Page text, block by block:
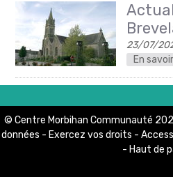
DÉCOUVRIR
NOUS REJOINDRE !
ACCÈS RAPIDES
Centre Morbihan Culture
Centre Morbihan Tourisme
Zone
CS
56503
Fax :
23/07/
En
© Centre Morbihan Communauté
données - Exercez vos droits -
- Haut de